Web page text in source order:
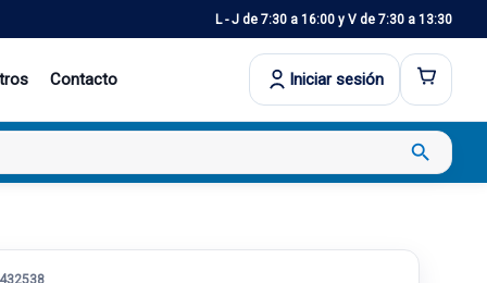
L - J de 7:30 a 16:00 y V de 7:30 a 13:30
Contacto Iniciar sesión
search